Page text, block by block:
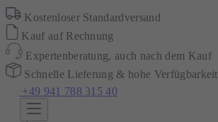
Kostenloser Standardversand
Kauf auf Rechnung
Expertenberatung, auch nach dem Kauf
Schnelle Lieferung & hohe Verfügbarkeit
+49 941 788 315 40